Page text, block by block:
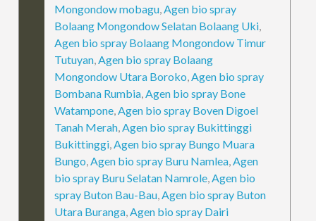
Mongondow mobagu,Agen bio spray
Bolaang Mongondow Selatan Bolaang Uki,
Agen bio spray Bolaang Mongondow Timur
Tutuyan,Agen bio spray Bolaang
Mongondow Utara Boroko,Agen bio spray
Bombana Rumbia,Agen bio spray Bone
Watampone,Agen bio spray Boven Digoel
Tanah Merah,Agen bio spray Bukittinggi
Bukittinggi,Agen bio spray Bungo Muara
Bungo,Agen bio spray Buru Namlea,Agen
bio spray Buru Selatan Namrole,Agen bio
spray Buton Bau-Bau,Agen bio spray Buton
Utara Buranga,Agen bio spray Dairi